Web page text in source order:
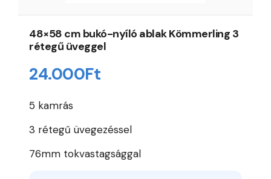
48×58 cm bukó-nyíló ablak Kömmerling 3
rétegű üveggel
24.000Ft
5 kamrás
3 rétegű üvegezéssel
76mm tokvastagsággal